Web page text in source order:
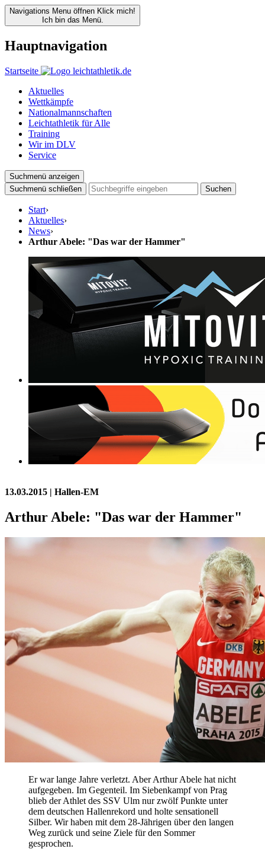
Navigations Menu öffnen Klick mich!
Ich bin das Menü.
Hauptnavigation
Startseite
Aktuelles
Wettkämpfe
Nationalmannschaften
Leichtathletik für Alle
Training
Wir im DLV
Service
Suchmenü anzeigen
Suchmenü schließen
Suchen
Start›
Aktuelles›
News›
Arthur Abele: "Das war der Hammer"
13.03.2015 | Hallen-EM
Arthur Abele: "Das war der Hammer"
Er war lange Jahre verletzt. Aber Arthur Abele hat nicht
aufgegeben. Im Gegenteil. Im Siebenkampf von Prag
blieb der Athlet des SSV Ulm nur zwölf Punkte unter
dem deutschen Hallenrekord und holte sensationell
Silber. Wir haben mit dem 28-Jährigen über den langen
Weg zurück und seine Ziele für den Sommer
gesprochen.